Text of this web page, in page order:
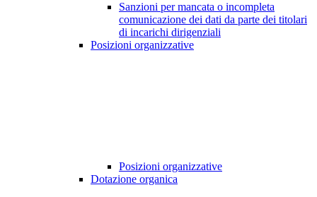
Sanzioni per mancata o incompleta
comunicazione dei dati da parte dei titolari
di incarichi dirigenziali
Posizioni organizzative
Posizioni organizzative
Dotazione organica